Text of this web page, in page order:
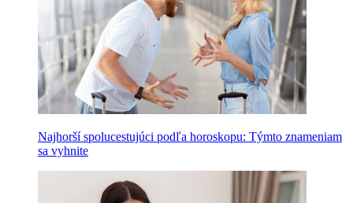
Najhorší spolucestujúci podľa horoskopu: Týmto znameniam
sa vyhnite